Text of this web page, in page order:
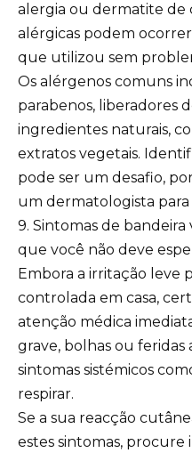
alergia ou dermatite de
alérgicas podem
que utilizou sem
Os alérgenos comuns
parabenos, liberadores
ingredientes naturais,
extratos vegetais.
pode ser um desafio,
um dermatologista para
9. Sintomas de
que você não deve
Embora a irritação leve
controlada em casa,
atenção médica
grave, bolhas ou feridas
sintomas sistémicos
respirar.
Se a sua reacção
estes sintomas, procure